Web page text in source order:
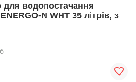
для водопостачання
N WHT 35 літрів, з